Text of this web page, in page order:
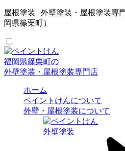
屋根塗装 | 外壁塗装・屋根塗装専
岡県篠栗町）
福岡県篠栗町の
外壁塗装・屋根塗装専門店
ホーム
ペイントけんについて
外壁・屋根塗装について
外壁塗装